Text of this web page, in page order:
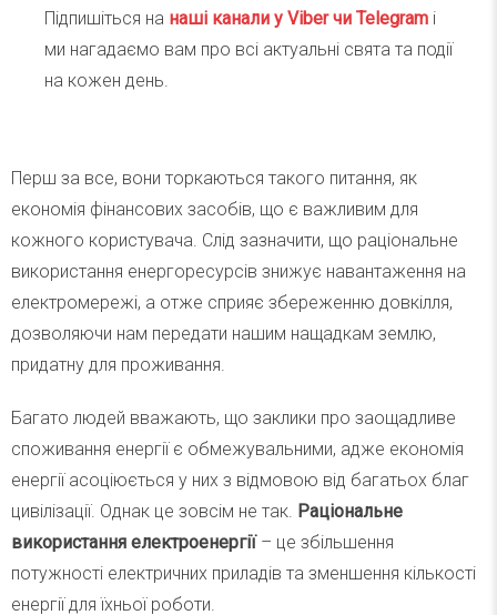
Підпишіться на наші канали у Viber чи Telegram і
ми нагадаємо вам про всі актуальні свята та події
на кожен день.
Перш за все, вони торкаються такого питання, як
економія фінансових засобів, що є важливим для
кожного користувача. Слід зазначити, що раціональне
використання енергоресурсів знижує навантаження на
електромережі, а отже сприяє збереженню довкілля,
дозволяючи нам передати нашим нащадкам землю,
придатну для проживання.
Багато людей вважають, що заклики про заощадливе
споживання енергії є обмежувальними, адже економія
енергії асоціюється у них з відмовою від багатьох благ
цивілізації. Однак це зовсім не так. Раціональне
використання електроенергії – це збільшення
потужності електричних приладів та зменшення кількості
енергії для їхньої роботи.